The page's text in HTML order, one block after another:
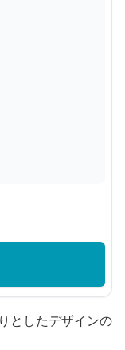
としたデザインの